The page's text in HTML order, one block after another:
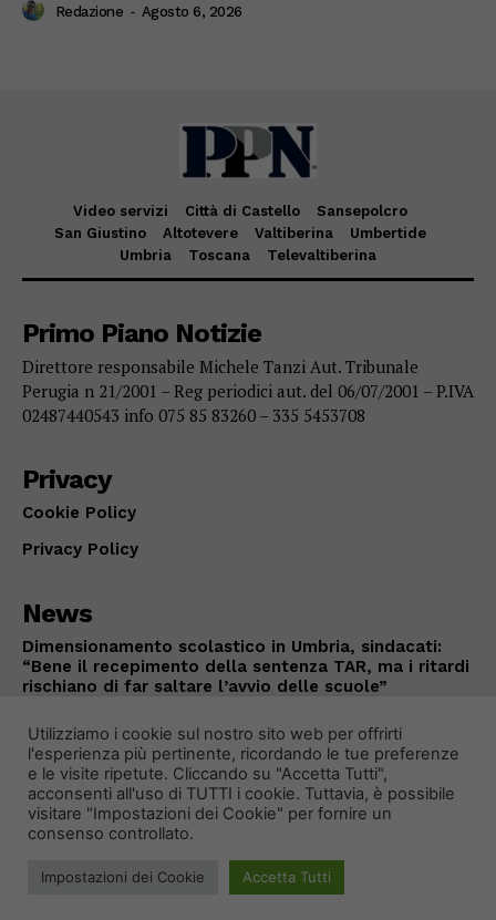
Redazione - Agosto 6, 2026
Video servizi Città di Castello
Sansepolcro
San Giustino
Altotevere Valtiberina
Umbertide
Umbria
Toscana Televaltiberina
Primo Piano Notizie
Direttore responsabile Michele Tanzi Aut. Tribunale
Perugia n 21/2001 – Reg periodici aut. del 06/07/2001 – P.IVA
02487440543 info 075 85 83260 – 335 5453708
Privacy
Cookie Policy
Privacy Policy
News
Dimensionamento scolastico in Umbria, sindacati:
“Bene il recepimento della sentenza TAR, ma i ritardi
rischiano di far saltare l’avvio delle scuole”
© 2024 Primo Piano Notizie
Utilizziamo i cookie sul nostro sito web per offrirti
l'esperienza più pertinente, ricordando le tue preferenze
e le visite ripetute. Cliccando su "Accetta Tutti",
acconsenti all'uso di TUTTI i cookie. Tuttavia, è possibile
visitare "Impostazioni dei Cookie" per fornire un
consenso controllato.
Impostazioni dei Cookie Accetta Tutti